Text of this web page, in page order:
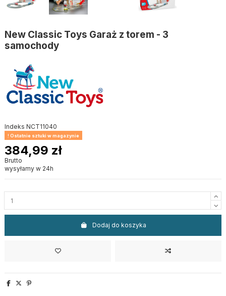
New Classic Toys Garaż z torem - 3
samochody
Indeks NCT11040
Ostatnie sztuki w magazynie
384,99 zł
Brutto
wysyłamy w 24h
Dodaj do koszyka